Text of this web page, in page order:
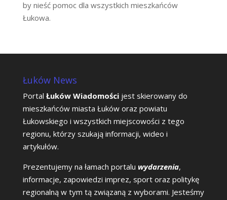
by nieść pomoc dla wszystkich mieszkańców
Łukowa.
Łuków News
Portal Łuków Wiadomościjest skierowany do
mieszkańców miasta Łuków oraz powiatu
Łukowskiego i wszystkich miejscowości z tego
regionu, którzy szukają informacji, wideo i
artykułów.
Prezentujemy na łamach portalu wydarzenia,
informacje, zapowiedzi imprez, sport oraz politykę
regionalną w tym tą związaną z wyborami. Jesteśmy